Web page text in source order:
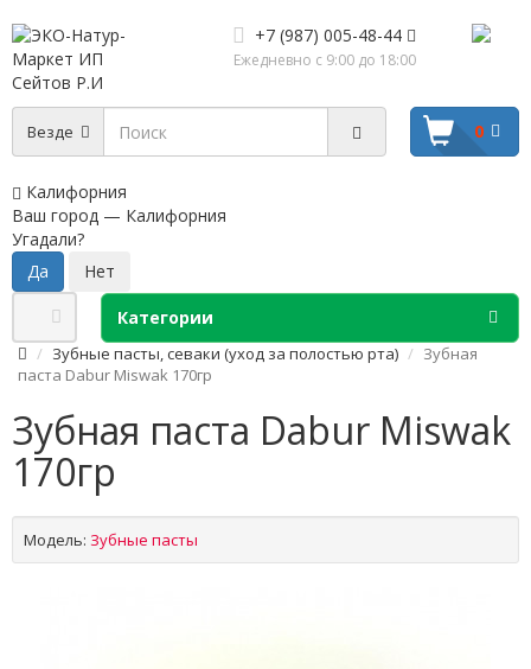
+7 (987) 005-48-44
Ежедневно с 9:00 до 18:00
Везде
Калифорния
Ваш город — Калифорния
Угадали?
0
Категории
Зубные пасты, севаки (уход за полостью рта)
Зубная
паста Dabur Miswak 170гр
Зубная паста Dabur Miswak
170гр
Модель: Зубные пасты